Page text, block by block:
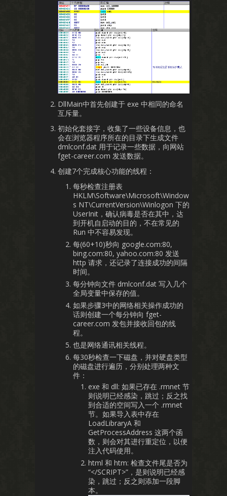
DllMain中首先创建于 exe 中相同的命名
互斥量。
初始化套接字，收集了一些设备信息，也
会在浏览器程序所在的目录下生成文件
dmlconf.dat 用于记录一些数据，向网站
fget-career.com 发送数据。
创建7个完成核心功能的线程：
每秒检查注册表
HKLM\Software\Microsoft\Window
s NT\CurrentVersion\Winlogon 下的
UserInit，确认病毒是否在其中，达
到开机自启动的目的，不在常见的
Run 中不容易发现。
每(60+10)秒向 google.com:80,
bing.com:80, yahoo.com:80 发送
http 请求，还记录了连接成功的间隔
时间。
每分钟向文件 dmlconf.dat 写入几个
全局变量中保存的值。
如果步骤3中的网络相关操作成功的
话则创建一个每分钟向 fget-
career.com 发包并接收回包的线
程。
也是网络通讯相关线程。
每30秒检查一下磁盘，并对硬盘类型
的磁盘进行遍历，分别处理两种文
件：
exe 和 dll: 如果已存在 .rmnet 节
则说明已经感染，跳过；反之找
到合适的空间写入一个 .rmnet
节。如果导入表中存在
LoadLibraryA 和
GetProcessAddress 这两个函
数，则会对其进行重定位，以便
注入代码使用。
html 和 htm: 检查文件尾是否为
“</SCRIPT>”，是则说明已经感
染，跳过；反之则添加一段脚
本。